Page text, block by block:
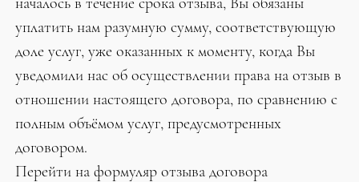
уплатить нам разумную сумму, соответствующую
доле услуг, уже оказанных к моменту, когда Вы
уведомили нас об осуществлении права на отзыв в
отношении настоящего договора, по сравнению с
полным объёмом услуг, предусмотренных
договором.
Перейти на формуляр отзыва договора